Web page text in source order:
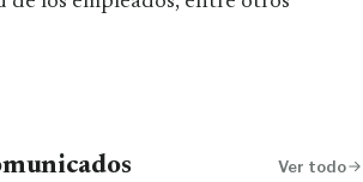
Ver todo